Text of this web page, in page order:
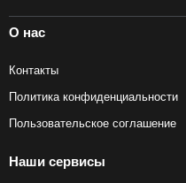
О нас
Контакты
Политика конфиденциальности
Пользовательское соглашение
Наши сервисы